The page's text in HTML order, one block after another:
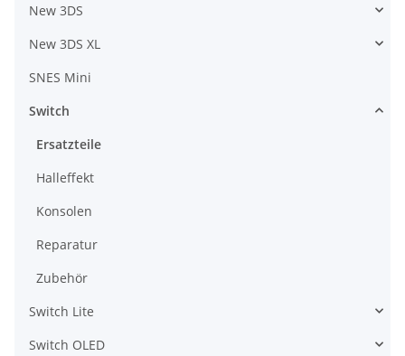
New 3DS
New 3DS XL
SNES Mini
Switch
Ersatzteile
Halleffekt
Konsolen
Reparatur
Zubehör
Switch Lite
Switch OLED